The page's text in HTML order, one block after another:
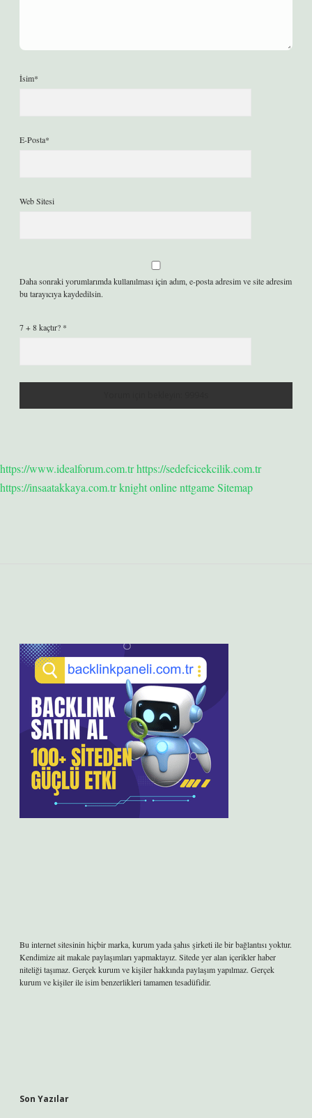
İsim*
E-Posta*
Web Sitesi
Daha sonraki yorumlarımda kullanılması için adım, e-posta adresim ve site adresim
bu tarayıcıya kaydedilsin.
7 + 8 kaçtır? *
https://www.idealforum.com.trhttps://sedefcicekcilik.com.tr
https://insaatakkaya.com.trknight onlinenttgameSitemap
Bu internet sitesinin hiçbir marka, kurum yada şahıs şirketi ile bir bağlantısı yoktur.
Kendimize ait makale paylaşımları yapmaktayız. Sitede yer alan içerikler haber
niteliği taşımaz. Gerçek kurum ve kişiler hakkında paylaşım yapılmaz. Gerçek
kurum ve kişiler ile isim benzerlikleri tamamen tesadüfidir.
Son Yazılar